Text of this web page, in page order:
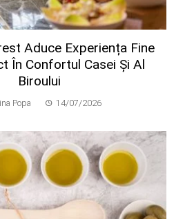
Aduce Experiența Fine
În Confortul Casei Și Al
Biroului
Popa 14/07/2026